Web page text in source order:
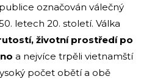
označován válečný
letech 20. století. Válka
životní prostředí po
a nejvíce trpěli vietnamští
počet obětí a obě